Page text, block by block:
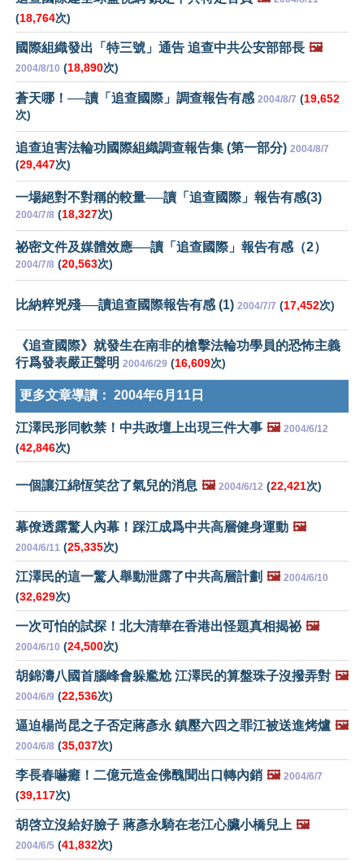
(18,764次)
國際組織發出「特三號」通告 追查中共公安部部長 🖼️
2004/8/10 (18,890次)
蒼天哪！──讀「追查國際」調查報告有感 2004/8/7 (19,652
次)
追查迫害法輪功國際組織調查報告集 (第一部分) 2004/8/7
(29,447次)
一場絕對不對稱的較量──讀「追查國際」報告有感(3)
2004/7/8 (18,327次)
祕密文件及媒體效應──讀「追查國際」報告有感（2）
2004/7/8 (20,563次)
比納粹兇殘──讀追查國際報告有感 (1) 2004/7/7 (17,452次)
《追查國際》就發生在南非的槍擊法輪功學員的恐怖主義
行爲發表嚴正聲明 2004/6/29 (16,609次)
更多文章導讀： 2004年6月11日
江澤民形同軟禁！中共政壇上出現三件大事 🖼️ 2004/6/12
(42,846次)
一個讓江綿恆笑岔了氣兒的消息 🖼️ 2004/6/12 (22,421次)
幕僚透露驚人內幕！踩江成爲中共高層健身運動 🖼️
2004/6/11 (25,335次)
江澤民的這一驚人舉動泄露了中共高層計劃 🖼️ 2004/6/10
(32,629次)
一次可怕的試探！北大清華在香港出怪題真相揭祕 🖼️
2004/6/10 (24,500次)
胡錦濤八國首腦峰會躲尷尬 江澤民的算盤珠子沒撥弄對 🖼️
2004/6/9 (22,536次)
逼迫楊尚昆之子否定蔣彥永 鎮壓六四之罪江被送進烤爐 🖼️
2004/6/8 (35,037次)
李長春嚇癱！二億元造金佛醜聞出口轉內銷 🖼️ 2004/6/7
(39,117次)
胡啓立沒給好臉子 蔣彥永騎在老江心臟小橋兒上 🖼️
2004/6/5 (41,832次)